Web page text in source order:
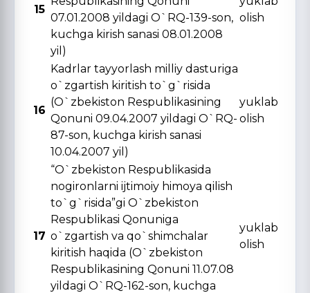
15
07.01.2008 yildagi O`RQ-139-son,
kuchga kirish sanasi 08.01.2008
yil)
olish
16
Kadrlar tayyorlash milliy dasturiga
o`zgartish kiritish to`g`risida
(O`zbekiston Respublikasining
Qonuni 09.04.2007 yildagi O`RQ-
87-son, kuchga kirish sanasi
10.04.2007 yil)
yuklab
olish
17
“O`zbekiston Respublikasida
nogironlarni ijtimoiy himoya qilish
to`g`risida”gi O`zbekiston
Respublikasi Qonuniga
o`zgartish va qo`shimchalar
kiritish haqida (O`zbekiston
Respublikasining Qonuni 11.07.08
yildagi O`RQ-162-son, kuchga
yuklab
olish